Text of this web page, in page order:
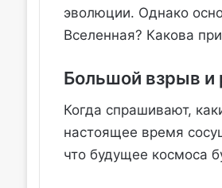
эволюции. Однако
Вселенная? Какова
Большой взрыв и
Когда спрашивают,
настоящее время
что будущее космоса